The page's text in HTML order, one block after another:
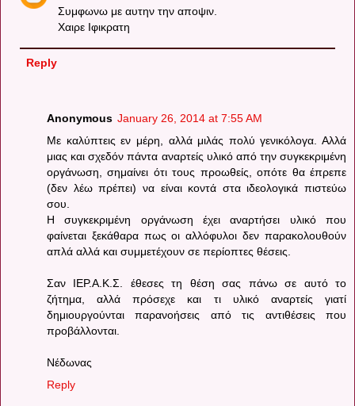
Συμφωνω με αυτην την αποψιν.
Χαιρε Ιφικρατη
Reply
Anonymous January 26, 2014 at 7:55 AM
Με καλύπτεις εν μέρη, αλλά μιλάς πολύ γενικόλογα. Αλλά
μιας και σχεδόν πάντα αναρτείς υλικό από την συγκεκριμένη
οργάνωση, σημαίνει ότι τους προωθείς, οπότε θα έπρεπε
(δεν λέω πρέπει) να είναι κοντά στα ιδεολογικά πιστεύω
σου.
Η συγκεκριμένη οργάνωση έχει αναρτήσει υλικό που
φαίνεται ξεκάθαρα πως οι αλλόφυλοι δεν παρακολουθούν
απλά αλλά και συμμετέχουν σε περίοπτες θέσεις.
Σαν ΙΕΡ.Α.Κ.Σ. έθεσες τη θέση σας πάνω σε αυτό το
ζήτημα, αλλά πρόσεχε και τι υλικό αναρτείς γιατί
δημιουργούνται παρανοήσεις από τις αντιθέσεις που
προβάλλονται.
Νέδωνας
Reply